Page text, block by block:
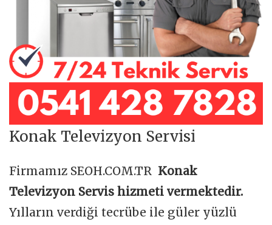
Konak Televizyon Servisi
Firmamız SEOH.COM.TR Konak
Televizyon Servis hizmeti vermektedir.
Yılların verdiği tecrübe ile güler yüzlü